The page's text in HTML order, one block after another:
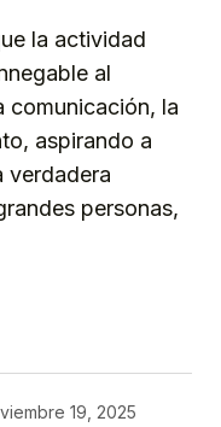
la actividad
al
comunicación, la
aspirando a
verdadera
personas,
19, 2025